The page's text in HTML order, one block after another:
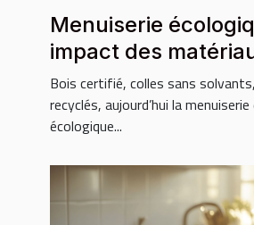
Menuiserie
impact des
choix des plinthes
Bois certifié, colles sans
recyclés, aujourd’hui la
écologique...